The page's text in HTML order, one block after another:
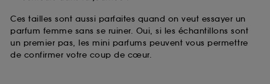
Ces tailles sont aussi parfaites quand on veut essayer un
parfum femme sans se ruiner. Oui, si les échantillons sont
un premier pas, les mini parfums peuvent vous permettre
de confirmer votre coup de cœur.